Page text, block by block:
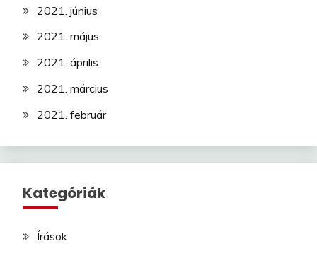
2021. június
2021. május
2021. április
2021. március
2021. február
Kategóriák
Írások